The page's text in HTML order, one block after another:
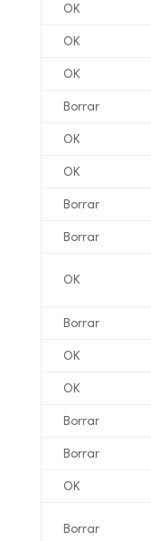
OK
OK
OK
Borrar
OK
OK
Borrar
Borrar
OK
Borrar
OK
OK
Borrar
Borrar
OK
Borrar